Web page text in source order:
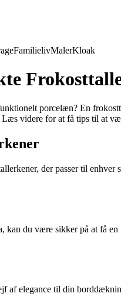
FamilielivMalerKloak
porcelæn? En
videre for at få tips til at
der passer til
du være sikker på at få
af elegance til din